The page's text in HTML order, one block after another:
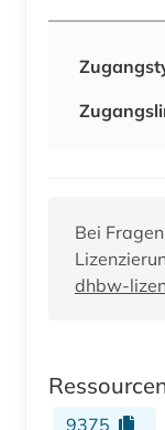
Bei
dhbw-
9375